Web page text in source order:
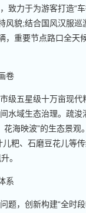
致力于为游客打造“
风貌;结合国风汉服
，重要节点路口全天
卷
五星级十万亩现代
水域生态治理。疏
海映波”的生态景观
粑、石磨豆花儿等
。
系
，创新构建“全时段